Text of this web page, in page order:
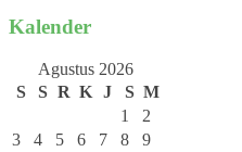
Kalender
Agustus 2026
S
S R K J S M
1
2
3
4 5 6 7 8
9